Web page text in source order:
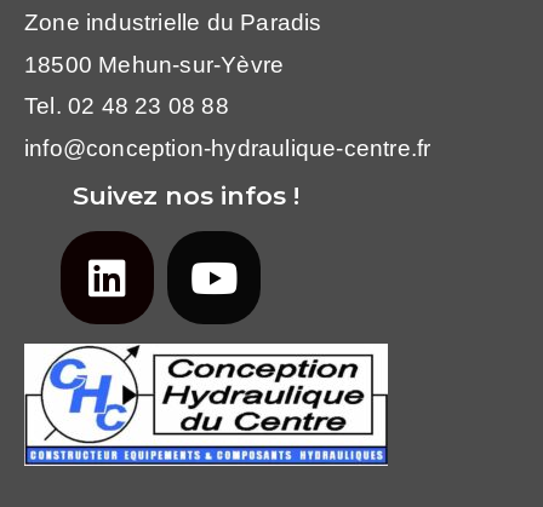
Zone industrielle du Paradis
18500 Mehun-sur-Yèvre
Tel. 02 48 23 08 88
info@conception-hydraulique-centre.fr
Suivez nos infos !